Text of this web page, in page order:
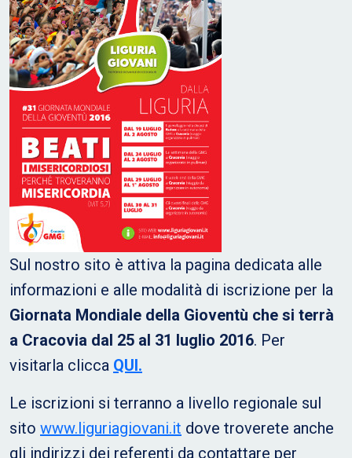
Sul nostro sito è attiva la pagina dedicata alle
informazioni e alle modalità di iscrizione per la
Giornata Mondiale della Gioventù che si terrà
a Cracovia dal 25 al 31 luglio 2016. Per
visitarla clicca QUI.
Le iscrizioni si terranno a livello regionale sul
sito www.liguriagiovani.it dove troverete anche
gli indirizzi dei referenti da contattare per